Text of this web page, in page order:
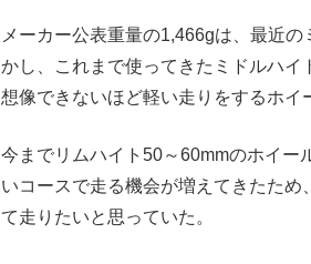
メーカー公表重量の1,466gは、最近
かし、これまで使ってきたミドルハ
想像できないほど軽い走りをするホイ
今までリムハイト50～60mmのホイー
いコースで走る機会が増えてきたため
て走りたいと思っていた。